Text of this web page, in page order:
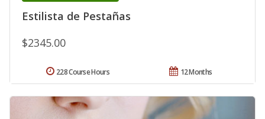
Estilista de Pestañas
$2345.00
12 Months
228 Course Hours